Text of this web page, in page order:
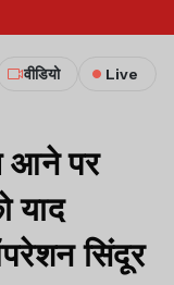
वीडियो Live
आने पर
याद
सिंदूर